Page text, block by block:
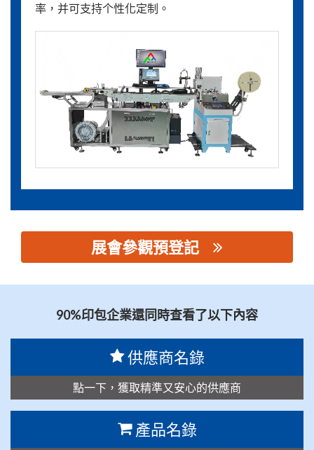
率，并可支持个性化定制。
展會參觀預登記
90%印包企業還同時查看了以下內容
供應商名錄
點一下，獲取精準又安心的供應商
產品名錄